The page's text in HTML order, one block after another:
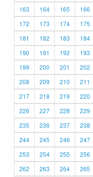
163
164 165 166
172
173 174 175
181
182 183 184
190
191 192 193
199
200 201 202
208
209 210 211
217
218 219 220
226
227 228 229
235
236 237 238
244
245 246 247
253
254 255 256
262
263 264 265